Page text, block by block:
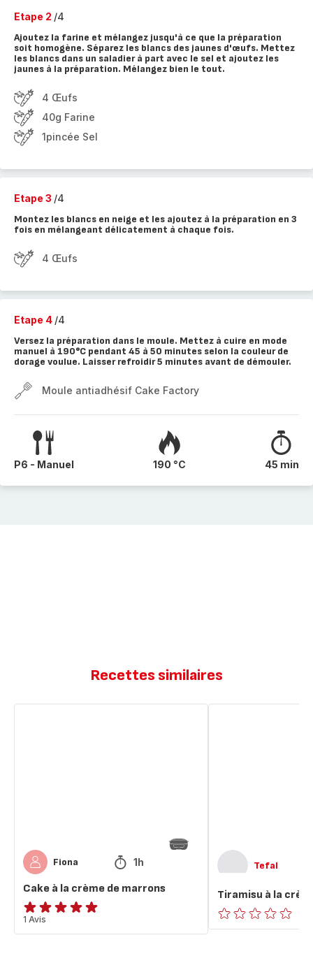
Etape 2 /4
Ajoutez la farine et mélangez jusqu'à ce que la préparation
soit homogène. Séparez les blancs des jaunes d'œufs. Mettez
les blancs dans un saladier à part avec le sel et ajoutez les
jaunes à la préparation. Mélangez bien le tout.
4 Œufs
40g Farine
1pincée Sel
Etape 3 /4
Montez les blancs en neige et les ajoutez à la préparation en 3
fois en mélangeant délicatement à chaque fois.
4 Œufs
Etape 4 /4
Versez la préparation dans le moule. Mettez à cuire en mode
manuel à 190°C pendant 45 à 50 minutes selon la couleur de
dorage voulue. Laisser refroidir 5 minutes avant de démouler.
Moule antiadhésif Cake Factory
P6 - Manuel 190 °C 45 min
Recettes similaires
Fiona 1h
Cake à la crème de marrons
Avis
5
1 Avis
Tefal
Tiramisu à la
ratings.0